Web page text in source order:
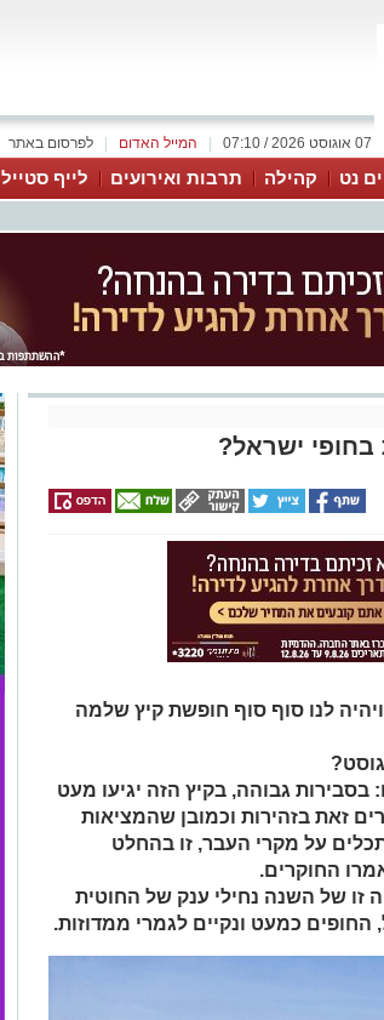
לפרסום באתר המייל האדום 07 אוגוסט 2026 / 07:10
נט קהילה תרבות ואירועים לייף סטייל
בחופי ישראל?
לנו סוף סוף חופשת קיץ שלמה
בסבירות גבוהה, בקיץ הזה יגיעו מעט
זאת בזהירות וכמובן שהמציאות
על מקרי העבר, זו בהחלט
החוקרים.
זו של השנה נחילי ענק של החוטית
החופים כמעט ונקיים לגמרי ממדוזות.